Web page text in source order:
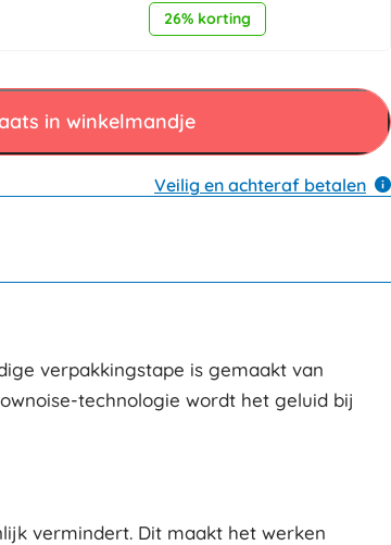
26% korting
in winkelmandje
Veilig en achteraf betalen
verpakkingstape is gemaakt van
technologie wordt het geluid bij
vermindert. Dit maakt het werken